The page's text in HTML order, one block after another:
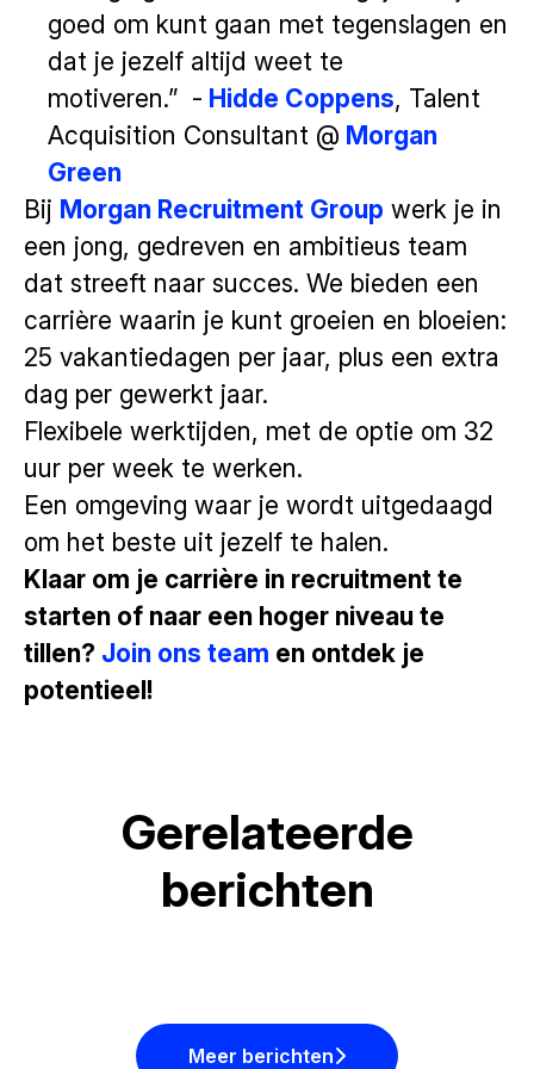
goed om kunt gaan met tegenslagen en
dat je jezelf altijd weet te
motiveren.” - Hidde Coppens, Talent
Acquisition Consultant @ Morgan
Green
Bij Morgan Recruitment Group werk je in
een jong, gedreven en ambitieus team
dat streeft naar succes. We bieden een
carrière waarin je kunt groeien en bloeien:
25 vakantiedagen per jaar, plus een extra
dag per gewerkt jaar.
Flexibele werktijden, met de optie om 32
uur per week te werken.
Een omgeving waar je wordt uitgedaagd
om het beste uit jezelf te halen.
Klaar om je carrière in recruitment te
starten of naar een hoger niveau te
tillen? Join ons team en ontdek je
potentieel!
Gerelateerde
berichten
Startsalaris HBO 2026: Wat je
Wat zijn de meest gevraagde
vaardigheden voor junior
Hittegolf op kantoor? Dit trek je
Meer berichten